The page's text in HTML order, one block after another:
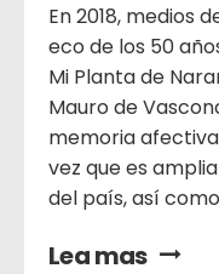
En 2018, medios
eco de los 50
Mi Planta de
Mauro de
memoria
vez que es
del país, así
Lea mas